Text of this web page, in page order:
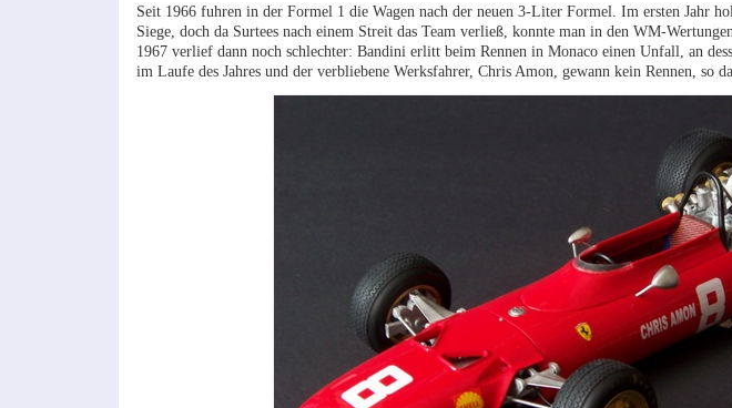
Seit 1966 fuhren in der Formel 1 die Wagen nach der neuen 3-Liter Formel. Im ersten Jahr
Siege, doch da Surtees nach einem Streit das Team verließ, konnte man in den WM-
1967 verlief dann noch schlechter: Bandini erlitt beim Rennen in Monaco einen Unfall, an
im Laufe des Jahres und der verbliebene Werksfahrer, Chris Amon, gewann kein Rennen, so